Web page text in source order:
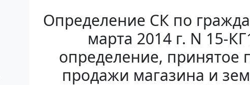
Определение СК по
марта 2014 г. N 15-
определение, принятое
продажи магазина и